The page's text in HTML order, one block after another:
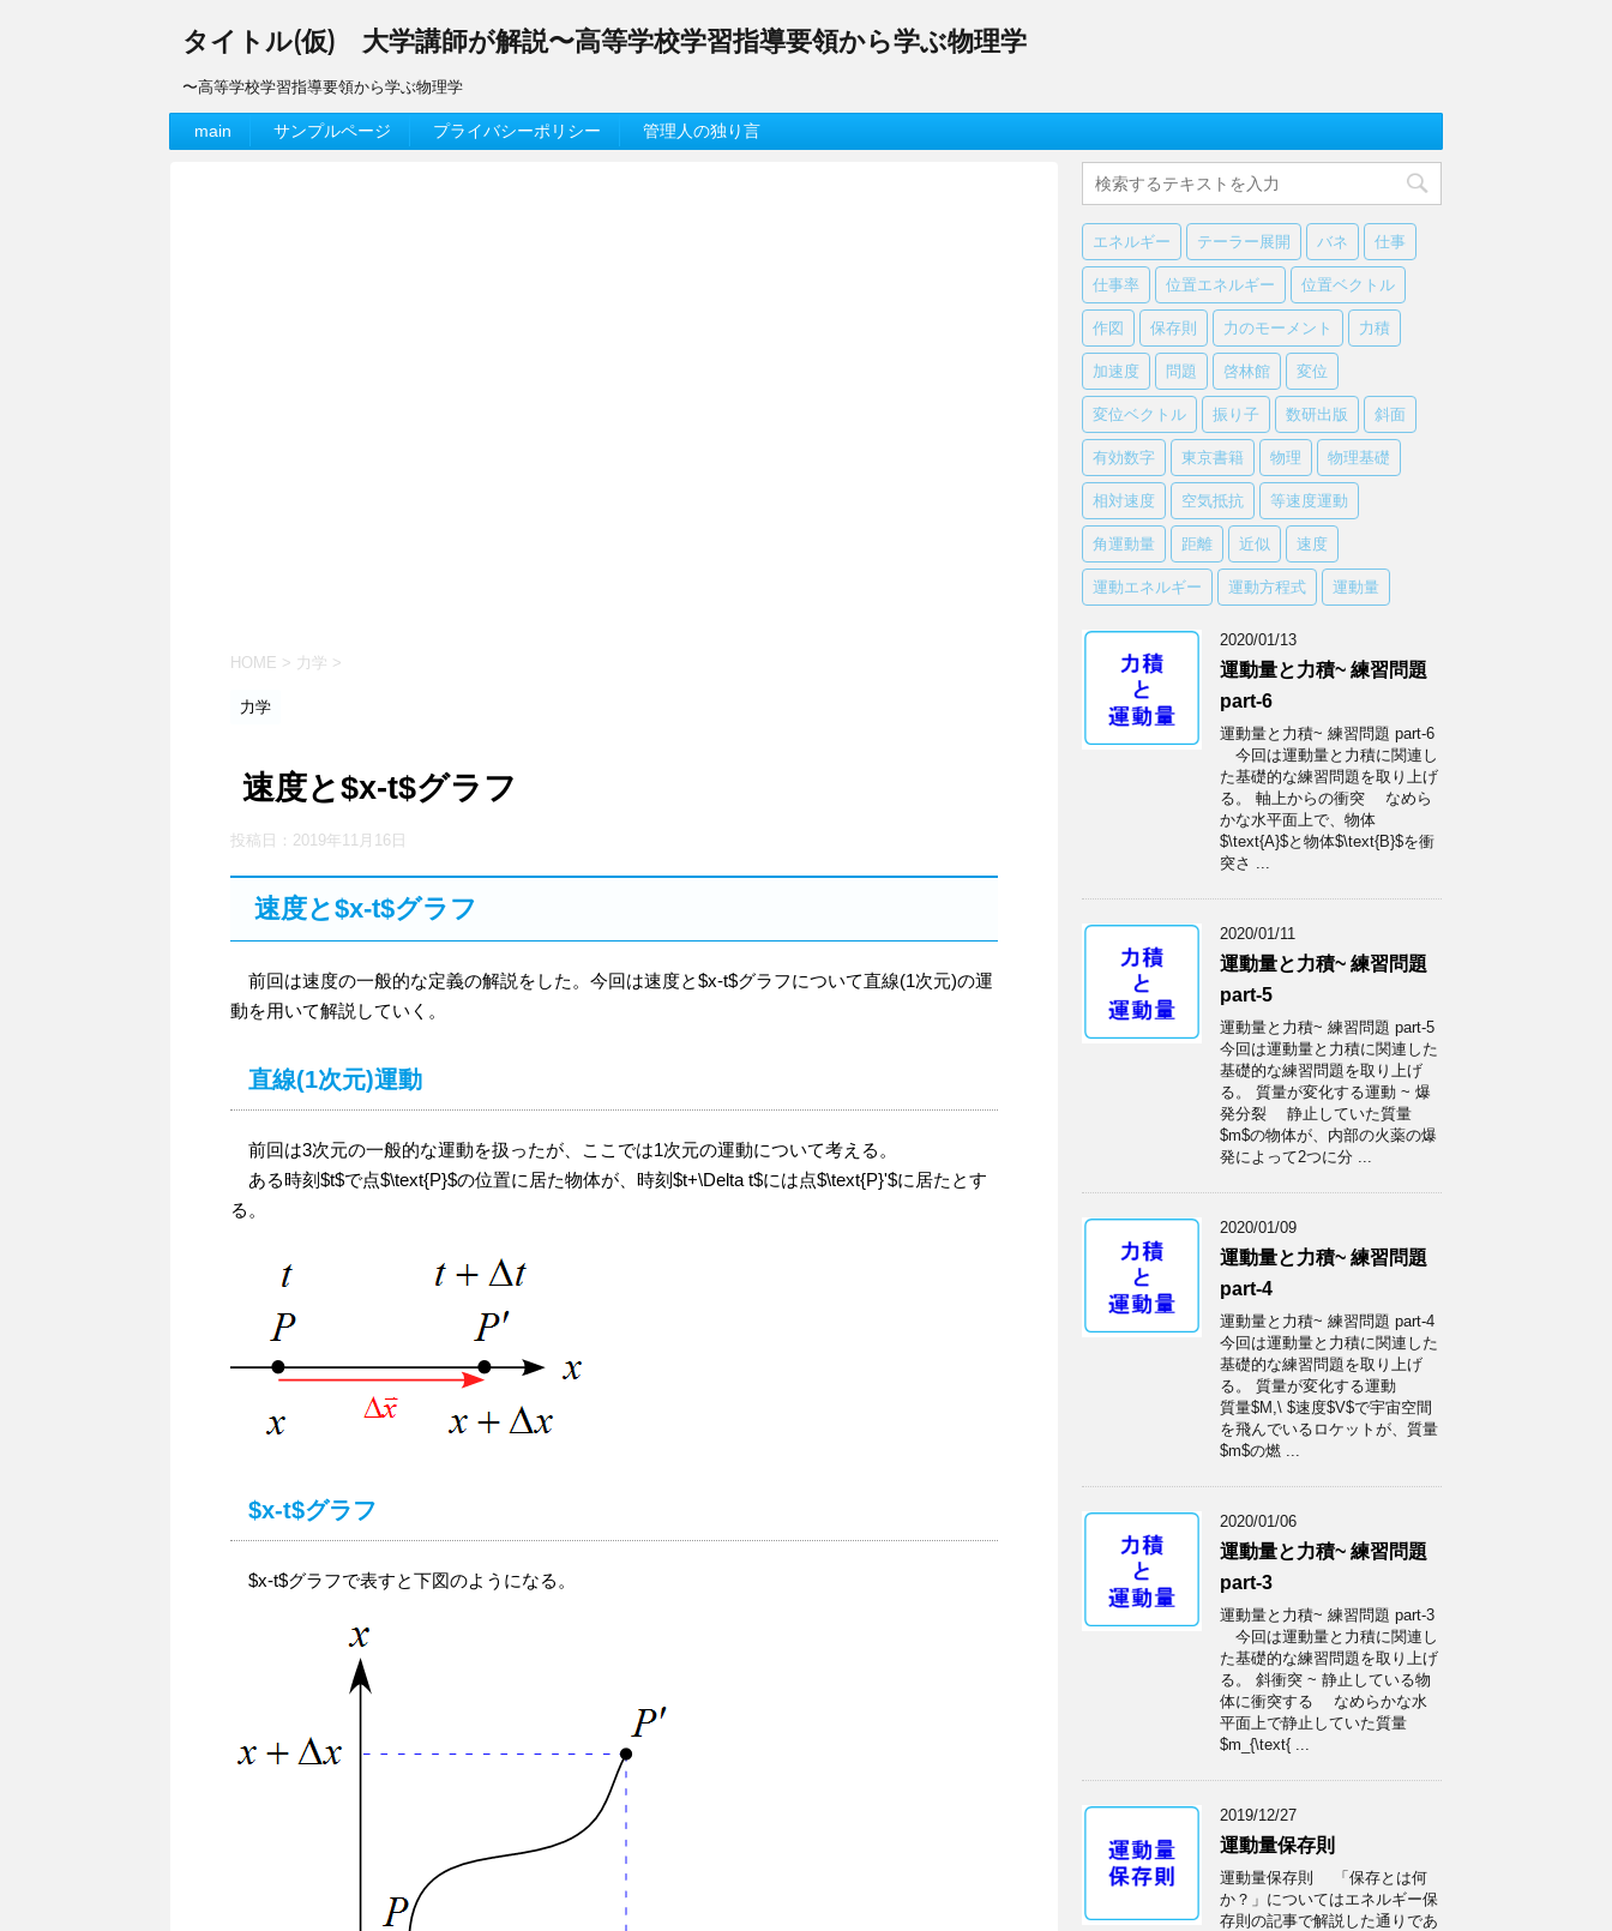
タイトル(仮) 大学講師が解説〜高等学校学習指導要領から学ぶ物理学
〜高等学校学習指導要領から学ぶ物理学
main サンプルページ プライバシーポリシー 管理人の独り言
HOME > 力学 >
力学
速度と$x-t$グラフ
投稿日： 2019年11月16日
速度と$x-t$グラフ
前回は速度の一般的な定義の解説をした。今回は速度と$x-t$グラフについて直線(1次元)の運
動を用いて解説していく。
直線(1次元)運動
前回は3次元の一般的な運動を扱ったが、ここでは1次元の運動について考える。
ある時刻$t$で点$\text{P}$の位置に居た物体が、時刻$t+\Delta t$には点$\text{P}'$に居たとす
る。
$x-t$グラフ
$x-t$グラフで表すと下図のようになる。
エネルギー テーラー展開 バネ 仕事
仕事率 位置エネルギー 位置ベクトル
作図 保存則 力のモーメント 力積
加速度 問題 啓林館 変位
変位ベクトル 振り子 数研出版 斜面
有効数字 東京書籍 物理 物理基礎
相対速度 空気抵抗 等速度運動
角運動量 距離 近似 速度
運動エネルギー 運動方程式 運動量
2020/01/13
運動量と力積~ 練習問題
part-6
運動量と力積~ 練習問題 part-6
今回は運動量と力積に関連し
た基礎的な練習問題を取り上げ
る。 軸上からの衝突 なめら
かな水平面上で、物体
$\text{A}$と物体$\text{B}$を衝
突さ ...
2020/01/11
運動量と力積~ 練習問題
part-5
運動量と力積~ 練習問題 part-5
今回は運動量と力積に関連した
基礎的な練習問題を取り上げ
る。 質量が変化する運動 ~ 爆
発分裂 静止していた質量
$m$の物体が、内部の火薬の爆
発によって2つに分 ...
2020/01/09
運動量と力積~ 練習問題
part-4
運動量と力積~ 練習問題 part-4
今回は運動量と力積に関連した
基礎的な練習問題を取り上げ
る。 質量が変化する運動
質量$M,\ $速度$V$で宇宙空間
を飛んでいるロケットが、質量
$m$の燃 ...
2020/01/06
運動量と力積~ 練習問題
part-3
運動量と力積~ 練習問題 part-3
今回は運動量と力積に関連し
た基礎的な練習問題を取り上げ
る。 斜衝突 ~ 静止している物
体に衝突する なめらかな水
平面上で静止していた質量
$m_{\text{ ...
2019/12/27
運動量保存則
運動量保存則 「保存とは何
か？」についてはエネルギー保
存則の記事で解説した通りであ